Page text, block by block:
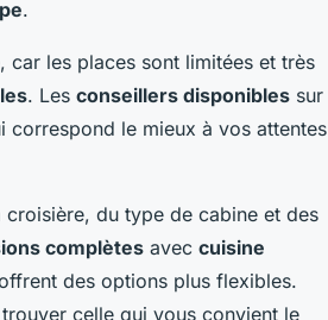
.
les places sont limitées et très
. Les conseillers disponibles sur
correspond le mieux à vos attentes
du type de cabine et des
complètes avec cuisine
des options plus flexibles.
celle qui vous convient le